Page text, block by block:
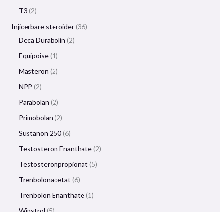
T3 2
Injicerbare steroider 36
Deca Durabolin 2
Equipoise 1
Masteron 2
NPP 2
Parabolan 2
Primobolan 2
Sustanon 250 6
Testosteron Enanthate 2
Testosteronpropionat 5
Trenbolonacetat 6
Trenbolon Enanthate 1